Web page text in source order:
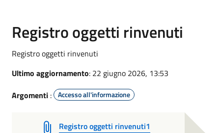
Registro oggetti rinvenuti
Registro oggetti rinvenuti
Ultimo aggiornamento: 22 giugno 2026, 13:53
Argomenti : Accesso all'informazione
Registro oggetti rinvenuti1